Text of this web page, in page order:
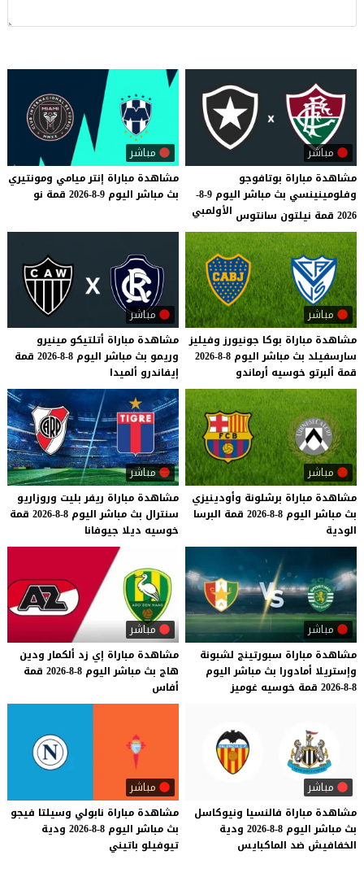
مباشر
مشاهدة مباراة بوتافوجو
وفلومينينسي بث مباشر اليوم 9-8-
2026 قمة نيلتون سانتوس
الأولمبي
مباشر
مشاهدة مباراة إنترميامي ومونتيري
بث مباشر اليوم 9-8-2026 قمة نو
مباشر
مشاهدة مباراة بوكا جونيورز وفيليز
سارسفيلد بث مباشر اليوم 8-8-2026
قمة ألبرتو خوسيه أرماندو
مباشر
مشاهدة مباراة أتلتيكو مينيرو
وريمو بث مباشر اليوم 8-8-2026
قمة
إيفاندرو ألميدا
مباشر
مشاهدة مباراة برشلونة وأودينيزي
بث مباشر اليوم 8-8-2026 قمة البرسا
الودية
مباشر
مشاهدة مباراة ريفر بليت وروزاريو
سنترال بث مباشر اليوم 8-8-2026
قمة
خوسيه ديلا جيوفانا
مباشر
مشاهدة مباراة سبورتينج لشبونة
وإستريلا أمادورا بث مباشر اليوم
8-8-2026
قمة خوسيه غوميز
مباشر
مشاهدة مباراة إي زد ألكمار ودين
هاج بث مباشر اليوم 8-8-2026
قمة
أفاس
مباشر
مشاهدة مباراة فالنسيا ونيوكاسل
بث مباشر اليوم 8-8-2026
ودية
الخفافيش ضد الماكبايس
مباشر
مشاهدة مباراة نابولي وسيلتا فيجو
بث مباشر اليوم 8-8-2026
ودية
تيوفيلو باتيني